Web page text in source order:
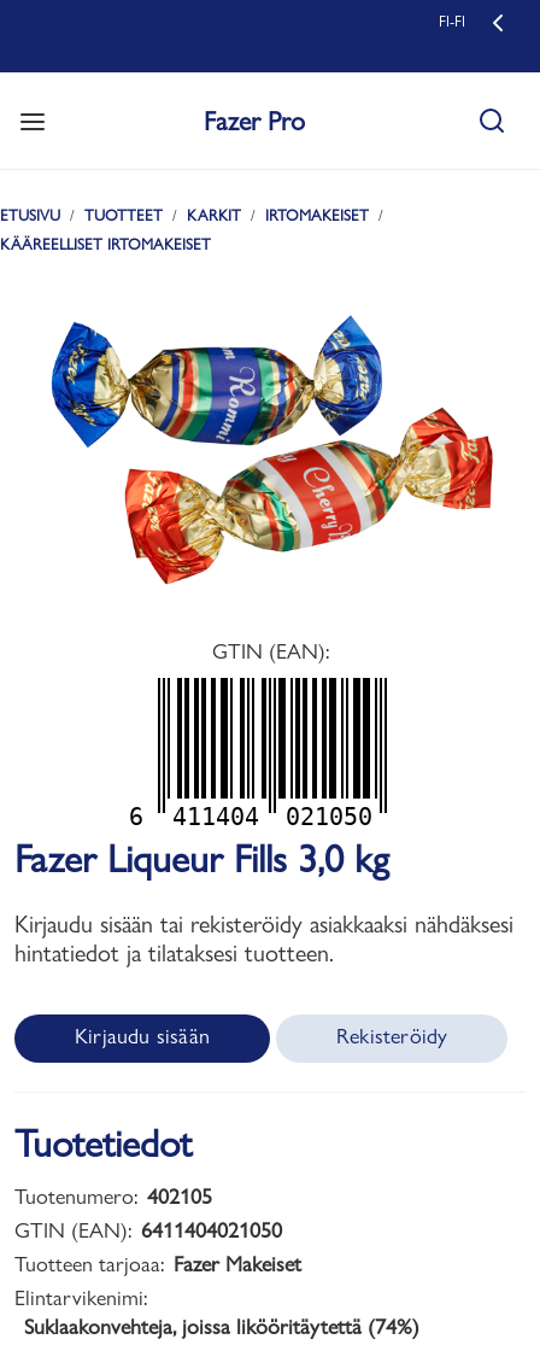
FI-FI
Fazer Pro
ETUSIVU TUOTTEET KARKIT
IRTOMAKEISET
KÄÄREELLISET IRTOMAKEISET
GTIN (EAN):
6 411404 021050
Fazer Liqueur Fills 3,0 kg
Kirjaudu sisään tai rekisteröidy asiakkaaksi nähdäksesi
hintatiedot ja tilataksesi tuotteen.
Kirjaudu sisään Rekisteröidy
Tuotetiedot
Tuotenumero: 402105
GTIN (EAN): 6411404021050
Tuotteen tarjoaa: Fazer Makeiset
Elintarvikenimi:
Suklaakonvehteja, joissa likööritäytettä (74%)